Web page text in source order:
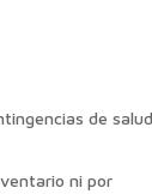
de
ni por